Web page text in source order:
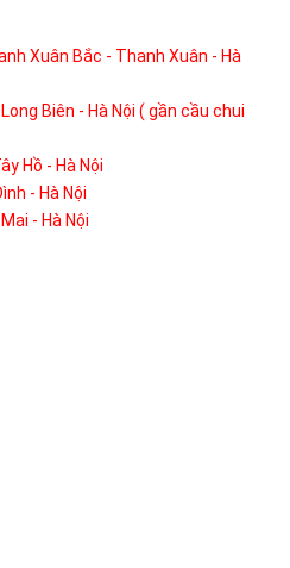
Xuân Bắc - Thanh Xuân - Hà
Biên - Hà Nội ( gần cầu chui
Hồ - Hà Nội
- Hà Nội
- Hà Nội